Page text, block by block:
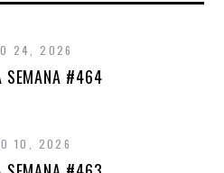
24, 2026
SEMANA #464
10, 2026